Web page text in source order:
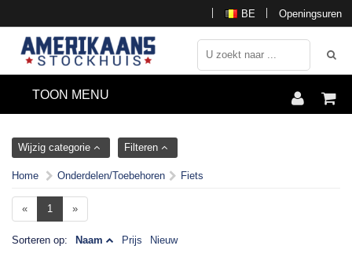
Openingsuren
BE
TOON MENU
Wijzig categorie Filteren
Home Onderdelen/Toebehoren Fiets
« 1 »
Sorteren op: Naam Prijs Nieuw